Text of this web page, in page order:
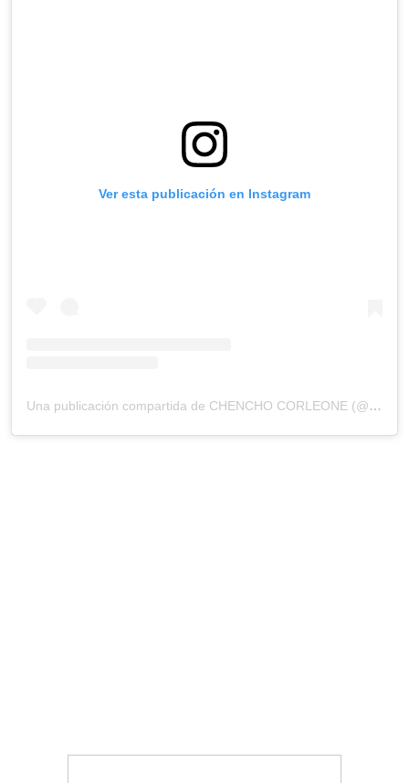
Ver esta publicación en Instagram
Una publicación compartida de CHENCHO CORLEONE (@chenchocorleone)